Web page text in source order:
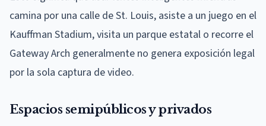
camina por una calle de St. Louis, asiste a un juego en el
Kauffman Stadium, visita un parque estatal o recorre el
Gateway Arch generalmente no genera exposición legal
por la sola captura de video.
Espacios semipúblicos y privados